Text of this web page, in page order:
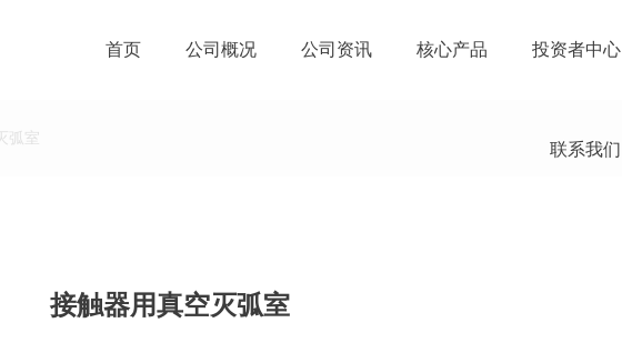
首页 公司概况 公司资讯 核心产品 投资者中心
联系我们
弧室
接触器用真空灭弧室